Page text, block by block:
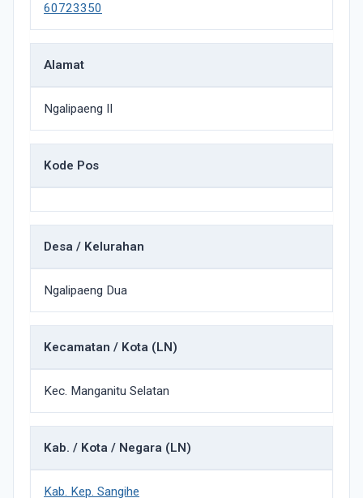
60723350
Alamat
Ngalipaeng II
Kode Pos
Desa / Kelurahan
Ngalipaeng Dua
Kecamatan / Kota (LN)
Kec. Manganitu Selatan
Kab. / Kota / Negara (LN)
Kab. Kep. Sangihe